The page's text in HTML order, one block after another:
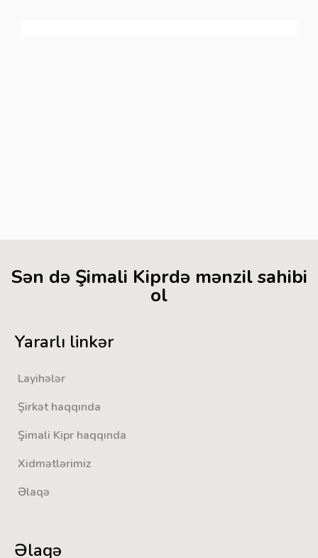
Sən də Şimali Kiprdə mənzil sahibi
ol
Yararlı linkər
Layihələr
Şirkət haqqında
Şimali Kipr haqqında
Xidmətlərimiz
Əlaqə
Əlaqə